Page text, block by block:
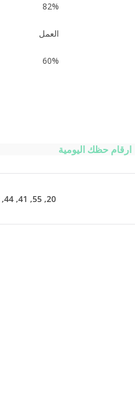
82%
العمل
60%
ارقام حظك اليومية
20, 55, 41, 44, 28